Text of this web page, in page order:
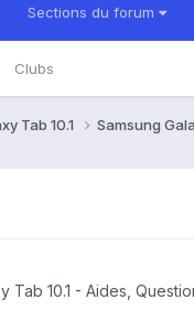
Sections du forum
Clubs
Tab 10.1 Samsung
Tab 10.1 - Aides,